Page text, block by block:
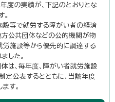
年度の実績が、下記のとおりとな
。
等で就労する障がい者の経済
方公共団体などの公的機関が物
労施設等から優先的に調達する
した。
は、毎年度、障がい者就労施設
定公表するとともに、当該年度
す。